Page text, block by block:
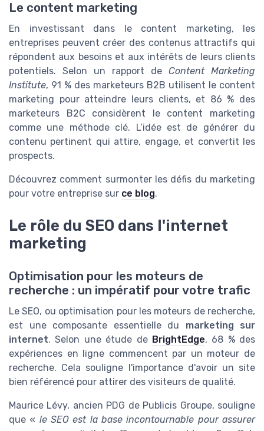
Le content marketing
En investissant dans le content marketing, les
entreprises peuvent créer des contenus attractifs qui
répondent aux besoins et aux intérêts de leurs clients
potentiels. Selon un rapport de Content Marketing
Institute, 91 % des marketeurs B2B utilisent le content
marketing pour atteindre leurs clients, et 86 % des
marketeurs B2C considèrent le content marketing
comme une méthode clé. L’idée est de générer du
contenu pertinent qui attire, engage, et convertit les
prospects.
Découvrez comment surmonter les défis du marketing
pour votre entreprise sur ce blog.
Le rôle du SEO dans l'internet
marketing
Optimisation pour les moteurs de
recherche : un impératif pour votre trafic
Le SEO, ou optimisation pour les moteurs de recherche,
est une composante essentielle du marketing sur
internet. Selon une étude de BrightEdge, 68 % des
expériences en ligne commencent par un moteur de
recherche. Cela souligne l'importance d'avoir un site
bien référencé pour attirer des visiteurs de qualité.
Maurice Lévy, ancien PDG de Publicis Groupe, souligne
que « le SEO est la base incontournable pour assurer